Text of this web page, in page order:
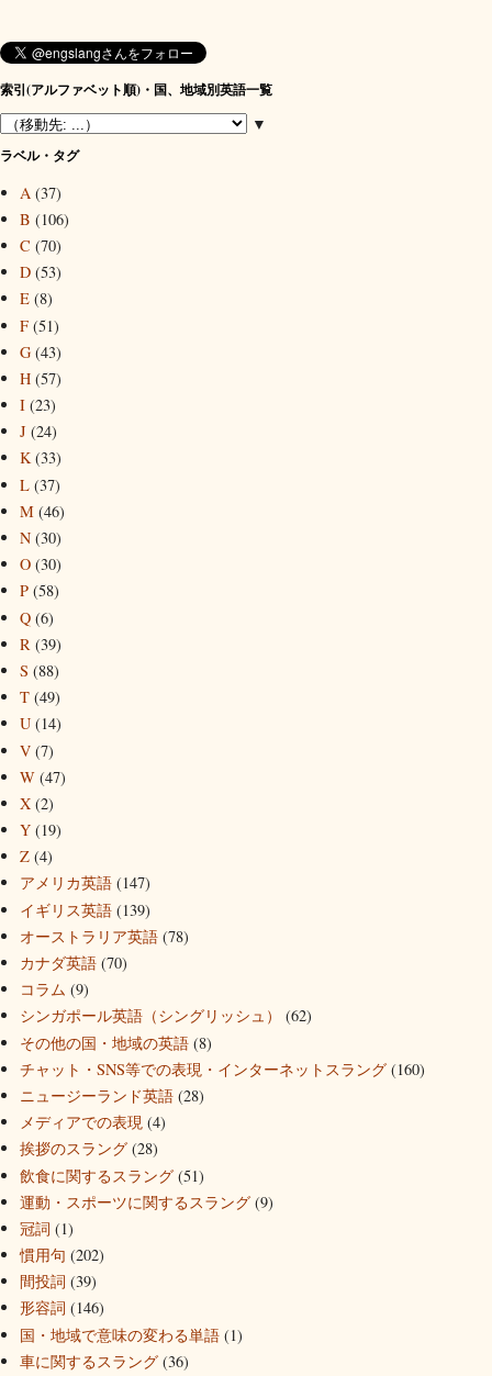
索引(アルファベット順)・国、地域別英語一覧
▼
ラベル・タグ
A (37)
B (106)
C (70)
D (53)
E (8)
F (51)
G (43)
H (57)
I (23)
J (24)
K (33)
L (37)
M (46)
N (30)
O (30)
P (58)
Q (6)
R (39)
S (88)
T (49)
U (14)
V (7)
W (47)
X (2)
Y (19)
Z (4)
アメリカ英語 (147)
イギリス英語 (139)
オーストラリア英語 (78)
カナダ英語 (70)
コラム (9)
シンガポール英語（シングリッシュ）
(62)
その他の国・地域の英語 (8)
チャット・SNS等での表現・インターネットスラング (160)
ニュージーランド英語 (28)
メディアでの表現 (4)
挨拶のスラング (28)
飲食に関するスラング (51)
運動・スポーツに関するスラング (9)
冠詞 (1)
慣用句 (202)
間投詞 (39)
形容詞 (146)
国・地域で意味の変わる単語 (1)
車に関するスラング (36)